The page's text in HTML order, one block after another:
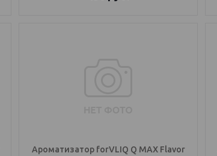
Ароматизатор forVLIQ Q MAX Flavor